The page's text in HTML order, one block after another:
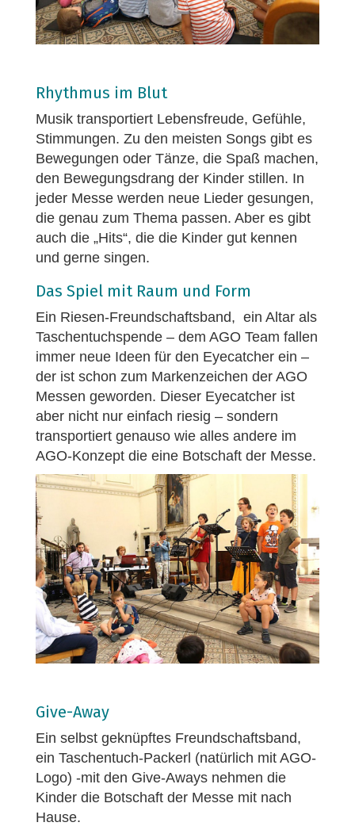
Rhythmus im Blut
Musik transportiert Lebensfreude, Gefühle,
Stimmungen. Zu den meisten Songs gibt es
Bewegungen oder Tänze, die Spaß machen,
den Bewegungsdrang der Kinder stillen. In
jeder Messe werden neue Lieder gesungen,
die genau zum Thema passen. Aber es gibt
auch die „Hits“, die die Kinder gut kennen
und gerne singen.
Das Spiel mit Raum und Form
Ein Riesen-Freundschaftsband, ein Altar als
Taschentuchspende – dem AGO Team fallen
immer neue Ideen für den Eyecatcher ein –
der ist schon zum Markenzeichen der AGO
Messen geworden. Dieser Eyecatcher ist
aber nicht nur einfach riesig – sondern
transportiert genauso wie alles andere im
AGO-Konzept die eine Botschaft der Messe.
Give-Away
Ein selbst geknüpftes Freundschaftsband,
ein Taschentuch-Packerl (natürlich mit AGO-
Logo) -mit den Give-Aways nehmen die
Kinder die Botschaft der Messe mit nach
Hause.